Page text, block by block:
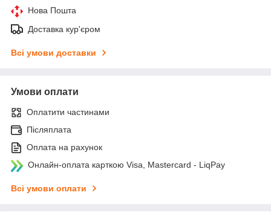
Нова Пошта
Доставка кур'єром
Всі умови доставки
Умови оплати
Оплатити частинами
Післяплата
Оплата на рахунок
Онлайн-оплата карткою Visa, Mastercard - LiqPay
Всі умови оплати